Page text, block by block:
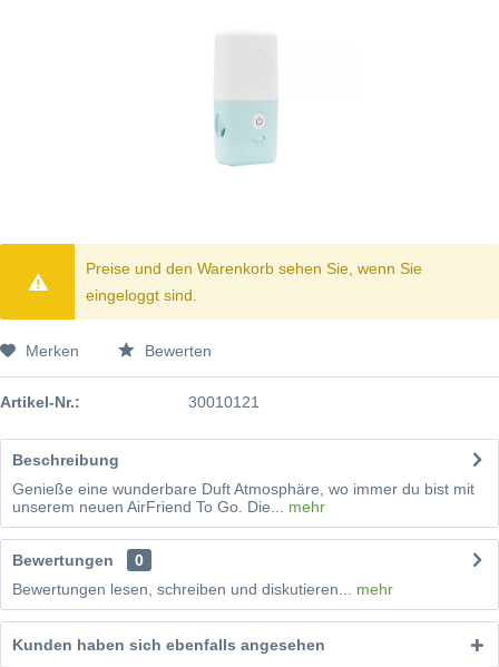
Preise und den Warenkorb sehen Sie, wenn Sie
eingeloggt sind.
Merken Bewerten
Artikel-Nr.: 30010121
Beschreibung
Genieße eine wunderbare Duft Atmosphäre, wo immer du bist mit
unserem neuen AirFriend To Go. Die... mehr
Bewertungen
0
Bewertungen lesen, schreiben und diskutieren... mehr
Kunden haben sich ebenfalls angesehen